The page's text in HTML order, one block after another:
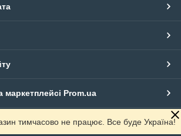
маркетплейсі Prom.ua
тимчасово не працює. Все буде Україна!